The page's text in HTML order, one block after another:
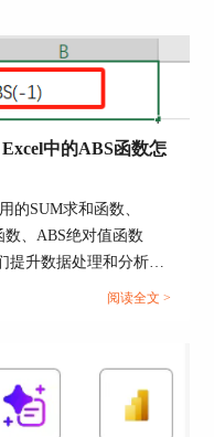
单元格中显示出所
的SUM求和函数、
、ABS绝对值函数
提升数据处理和分析效
来为大家分享一下Excel
习下。...
阅读全文 >